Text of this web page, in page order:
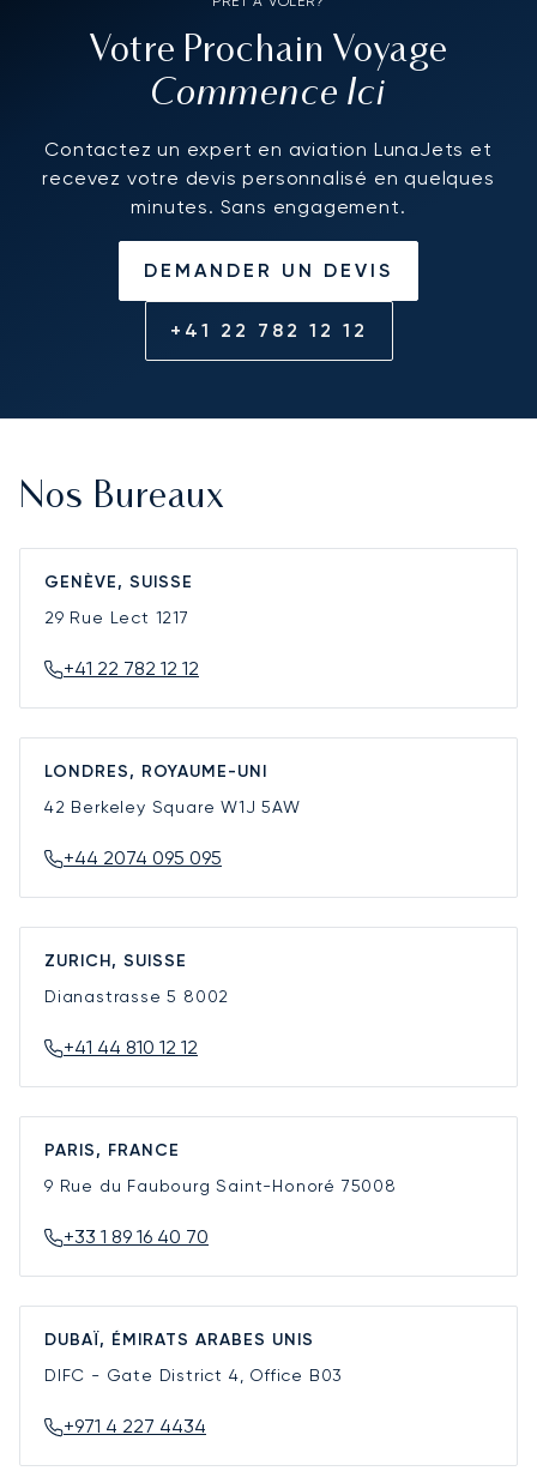
Votre Prochain Voyage
Commence Ici
Contactez un expert en aviation LunaJets et
recevez votre devis personnalisé en quelques
minutes. Sans engagement.
DEMANDER UN DEVIS
+41 22 782 12 12
Nos Bureaux
GENÈVE, SUISSE
29 Rue Lect 1217
+41 22 782 12 12
LONDRES, ROYAUME-UNI
42 Berkeley SquareW1J 5AW
+44 2074 095 095
ZURICH, SUISSE
Dianastrasse 5 8002
+41 44 810 12 12
PARIS, FRANCE
9 Rue du Faubourg Saint-Honoré 75008
+33 1 89 16 40 70
DUBAÏ, ÉMIRATS ARABES UNIS
DIFC - Gate District 4, Office B03
+971 4 227 4434